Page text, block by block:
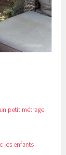
petit métrage
les enfants